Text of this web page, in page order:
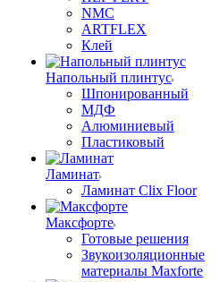
NMC
ARTFLEX
Клей
Напольный плинтус
Шпонированный
МДФ
Алюминиевый
Пластиковый
Ламинат
Ламинат Clix Floor
Максфорте
Готовые решения
Звукоизоляционные
материалы Maxforte